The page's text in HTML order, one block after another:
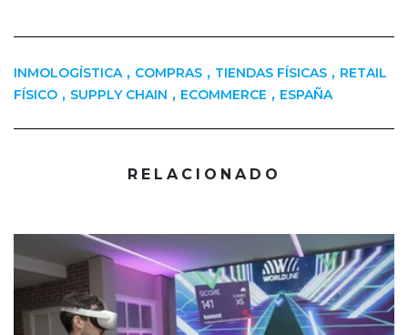
INMOLOGÍSTICA , COMPRAS , TIENDAS FÍSICAS , RETAIL
FÍSICO , SUPPLY CHAIN , ECOMMERCE , ESPAÑA
RELACIONADO